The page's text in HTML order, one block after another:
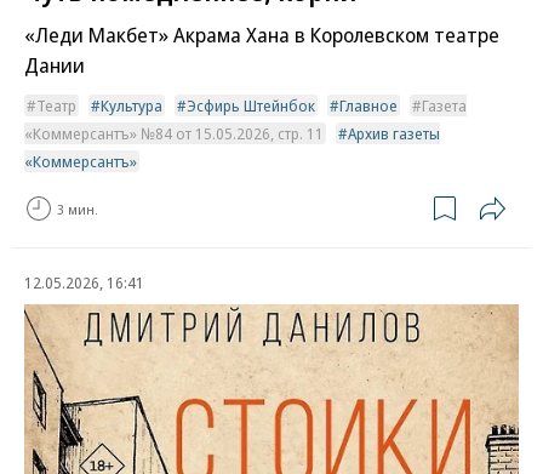
«Леди Макбет» Акрама Хана в Королевском театре
Дании
Театр Культура Эсфирь Штейнбок Главное
Газета
«Коммерсантъ» №84 от 15.05.2026, стр. 11
Архив газеты
«Коммерсантъ»
3 мин.
12.05.2026, 16:41